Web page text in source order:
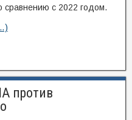
сравнению c 2022 годом.
против